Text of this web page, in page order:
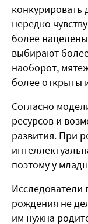
конкурировать
нередко
более
выбирают
наоборот,
более открыты
Согласно
ресурсов и
развития. При
поэтому у
Исследователи
рождения не
им нужна